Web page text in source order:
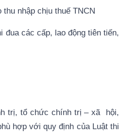
nhập chịu thuế TNCN
đua các cấp, lao động tiên tiến,
trị, tổ chức chính trị – xã hội,
hợp với quy định của Luật thi